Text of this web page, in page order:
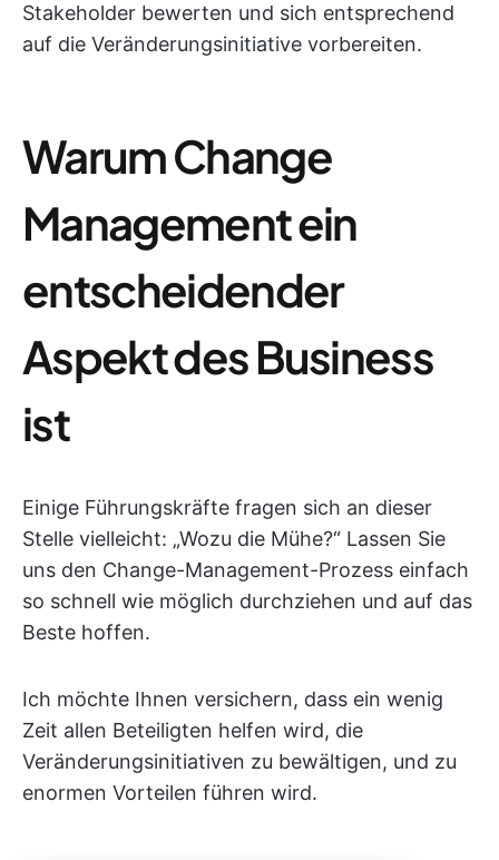
Stakeholder bewerten und sich entsprechend
auf die Veränderungsinitiative vorbereiten.
Warum Change
Management ein
entscheidender
Aspekt des Business
ist
Einige Führungskräfte fragen sich an dieser
Stelle vielleicht: „Wozu die Mühe?“ Lassen Sie
uns den Change-Management-Prozess einfach
so schnell wie möglich durchziehen und auf das
Beste hoffen.
Ich möchte Ihnen versichern, dass ein wenig
Zeit allen Beteiligten helfen wird, die
Veränderungsinitiativen zu bewältigen, und zu
enormen Vorteilen führen wird.